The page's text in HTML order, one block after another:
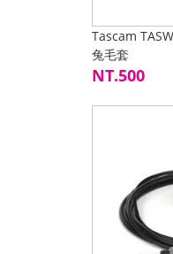
Tascam
兔毛套
NT.500